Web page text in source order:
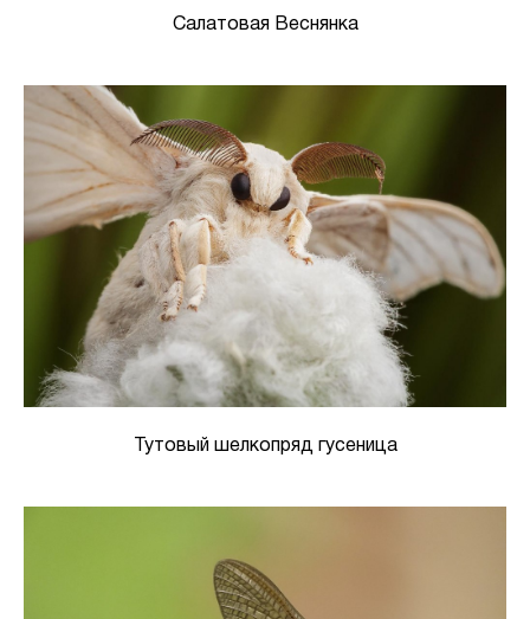
Салатовая Веснянка
Тутовый шелкопряд гусеница